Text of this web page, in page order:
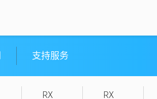
支持服务
RX
RX